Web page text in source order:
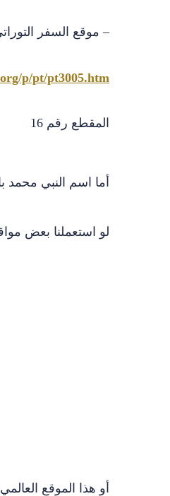
– موقع السفر
p/pt/pt3005.htm
المقطع رقم 16
أما اسم النبي محمد
لو استعملنا بعض
أو هذا الموقع